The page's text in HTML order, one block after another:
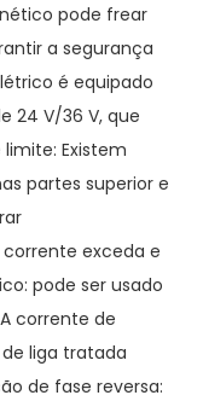
pode frear
a segurança
é equipado
24 V/36 V, que
Existem
partes superior e
exceda e
pode ser usado
corrente de
liga tratada
de fase reversa: